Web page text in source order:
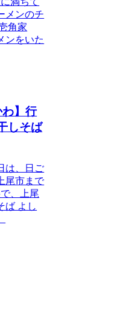
メンのチ
角家
ンをいた
わ】行
しそば
は、日ご
尾市まで
、上尾
ば よし